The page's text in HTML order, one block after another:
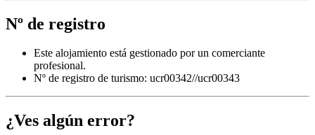
Nº de registro
Este alojamiento está gestionado por un comerciante
profesional.
Nº de registro de turismo: ucr00342//ucr00343
¿Ves algún error?